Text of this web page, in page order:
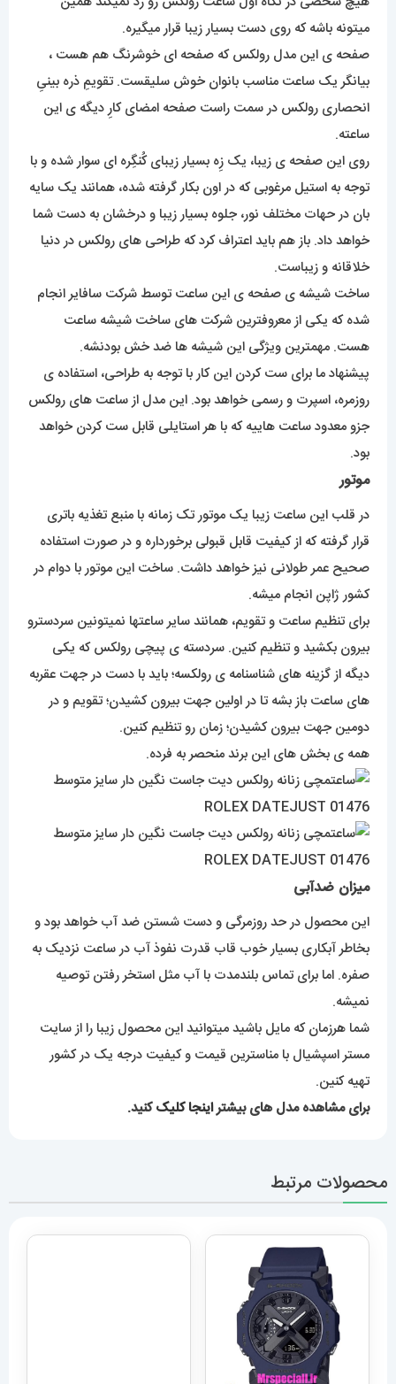
میتونه باشه که روی دست بسیار زیبا قرار میگیره.
صفحه ی این مدل رولکس که صفحه ای خوشرنگ هم هست ،
بیانگر یک ساعت مناسب بانوان خوش سلیقست. تقویمِ ذره بینیِ
انحصاری رولکس در سمت راست صفحه امضای کارِ دیگه ی این
ساعته.
روی این صفحه ی زیبا، یک زِه بسیار زیبای کُنگِره ای سوار شده و با
توجه به استیل مرغوبی که در اون بکار گرفته شده، همانند یک سایه
بان در حهات مختلف نور، جلوه بسیار زیبا و درخشان به دست شما
خواهد داد. باز هم باید اعتراف کرد که طراحی های رولکس در دنیا
خلاقانه و زیباست.
ساخت شیشه ی صفحه ی این ساعت توسط شرکت سافایر انجام
شده که یکی از معروفترین شرکت های ساخت شیشه ساعت
هست. مهمترین ویژگی این شیشه ها ضد خش بودنشه.
پیشنهاد ما برای ست کردن این کار با توجه به طراحی، استفاده ی
روزمره، اسپرت و رسمی خواهد بود. این مدل از ساعت های رولکس
جزو معدود ساعت هاییه که با هر استایلی قابل ست کردن خواهد
بود.
موتور
در قلب این ساعت زیبا یک موتور تک زمانه با منبع تغذیه باتری
قرار گرفته که از کیفیت قابل قبولی برخورداره و در صورت استفاده
صحیح عمر طولانی نیز خواهد داشت. ساخت این موتور با دوام در
کشور ژاپن انجام میشه.
برای تنظیم ساعت و تقویم، همانند سایر ساعتها نمیتونین سردسترو
بیرون بکشید و تنظیم کنین. سردسته ی پیچی رولکس که یکی
دیگه از گزینه های شناسنامه ی رولکسه؛ باید با دست در جهت عقربه
های ساعت باز بشه تا در اولین جهت بیرون کشیدن؛ تقویم و در
دومین جهت بیرون کشیدن؛ زمان رو تنظیم کنین.
همه ی بخش های این برند منحصر به فرده.
میزان ضدآبی
این محصول در حد روزمرگی و دست شستن ضد آب خواهد بود و
بخاطر آبکاری بسیار خوب قاب قدرت نفوذ آب در ساعت نزدیک به
صفره. اما برای تماس بلندمدت با آب مثل استخر رفتن توصیه
نمیشه.
شما هرزمان که مایل باشید میتوانید این محصول زیبا را از سایت
مستر اسپشیال با مناسترین قیمت و کیفیت درجه یک در کشور
تهیه کنین.
برای مشاهده مدل های بیشتراینجا کلیککنید.
محصولات مرتبط